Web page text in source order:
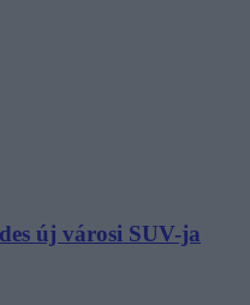
új városi SUV-ja